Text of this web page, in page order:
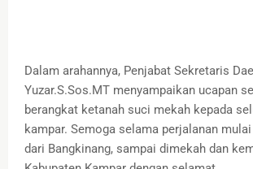
Dalam arahannya, Penjabat Sekretaris
Yuzar.S.Sos.MT menyampaikan ucapan
berangkat ketanah suci mekah kepada
kampar. Semoga selama perjalanan
dari Bangkinang, sampai dimekah dan